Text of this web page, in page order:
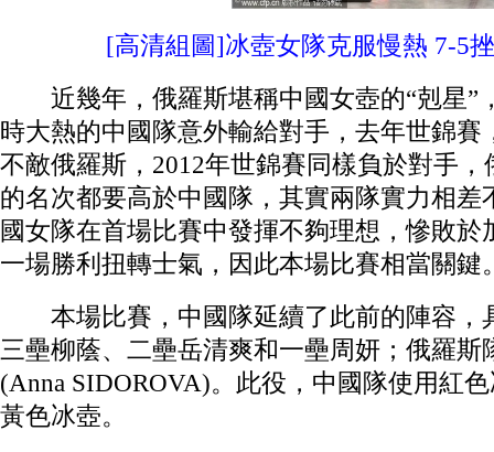
[高清組圖]冰壺女隊克服慢熱 7-5
近幾年，俄羅斯堪稱中國女壺的“剋星”
時大熱的中國隊意外輸給對手，去年世錦賽
不敵俄羅斯，2012年世錦賽同樣負於對手
的名次都要高於中國隊，其實兩隊實力相差
國女隊在首場比賽中發揮不夠理想，慘敗於
一場勝利扭轉士氣，因此本場比賽相當關鍵
本場比賽，中國隊延續了此前的陣容，
三壘柳蔭、二壘岳清爽和一壘周妍；俄羅斯
(Anna SIDOROVA)。此役，中國隊使用紅
黃色冰壺。